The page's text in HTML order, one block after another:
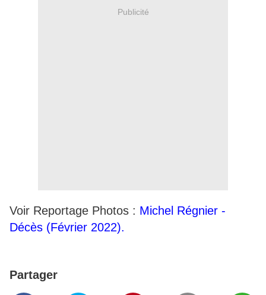
Publicité
Voir Reportage Photos : Michel Régnier -
Décès (Février 2022).
Partager